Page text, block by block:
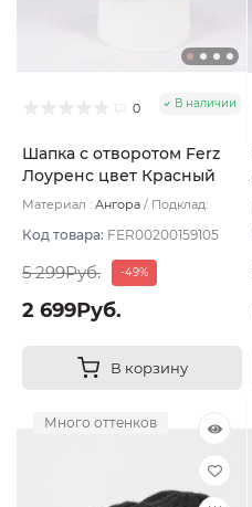
0 В наличии
Шапка с отворотом Ferz
Лоуренс цвет Красный
Материал : Ангора
Подклад:
Код товара: FER00200159105
5 299Руб. -49%
2 699Руб.
В корзину
Много оттенков